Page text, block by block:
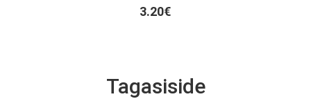
3.20€
Tagasiside